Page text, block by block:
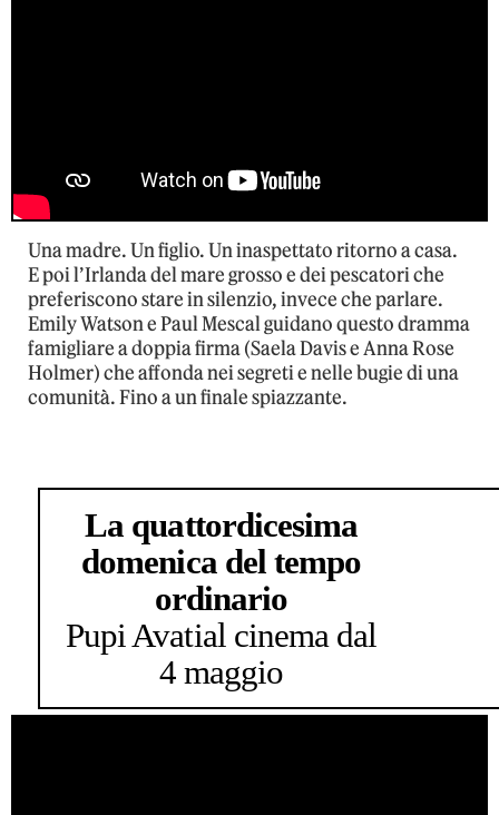
Una madre. Un figlio. Un inaspettato ritorno a casa.
E poi l’Irlanda del mare grosso e dei pescatori che
preferiscono stare in silenzio, invece che parlare.
Emily Watson e Paul Mescal guidano questo dramma
famigliare a doppia firma (Saela Davis e Anna Rose
Holmer) che affonda nei segreti e nelle bugie di una
comunità. Fino a un finale spiazzante.
La quattordicesima
domenica del tempo
ordinario
Pupi Avatial cinema dal
4 maggio